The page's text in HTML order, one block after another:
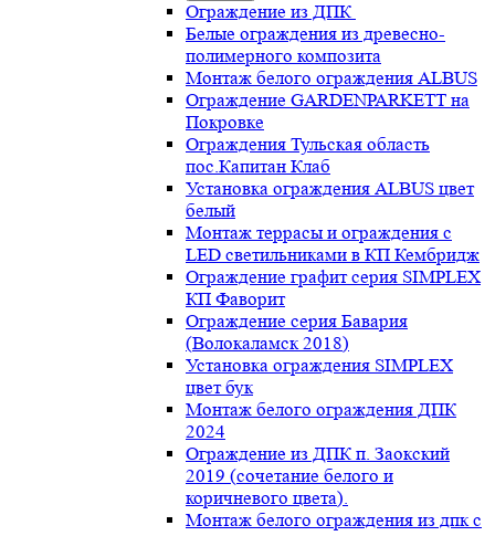
Ограждение из ДПК
Белые ограждения из древесно-
полимерного композита
Монтаж белого ограждения ALBUS
Ограждение GARDENPARKETT на
Покровке
Ограждения Тульская область
пос.Капитан Клаб
Установка ограждения ALBUS цвет
белый
Монтаж террасы и ограждения с
LED светильниками в КП Кембридж
Ограждение графит серия SIMPLEX
КП Фаворит
Ограждение серия Бавария
(Волокаламск 2018)
Установка ограждения SIMPLEX
цвет бук
Монтаж белого ограждения ДПК
2024
Ограждение из ДПК п. Заокский
2019 (сочетание белого и
коричневого цвета).
Монтаж белого ограждения из дпк с